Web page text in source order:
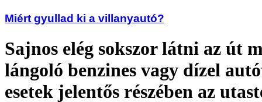
Miért gyullad ki a villanyautó?
Sajnos elég sokszor látni az út
lángoló benzines vagy dízel
esetek jelentős részében az